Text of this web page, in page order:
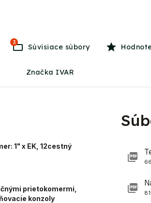
3
Súvisiace súbory
Značka IVAR
1" x EK, 12cestný
prietokomermi,
konzoly